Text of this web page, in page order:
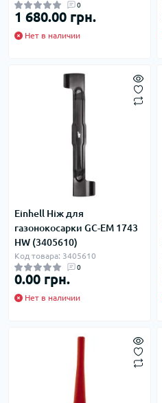
0
1 680.00 грн.
Нет в наличии
Einhell Ніж для
газонокосарки GC-EM 1743
HW (3405610)
Код товара: 3405610
0
0.00 грн.
Нет в наличии